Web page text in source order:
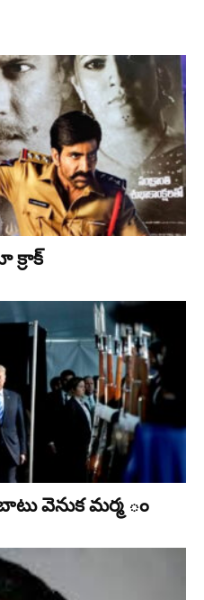
క్రాక్
వెనుక మర్మ ం